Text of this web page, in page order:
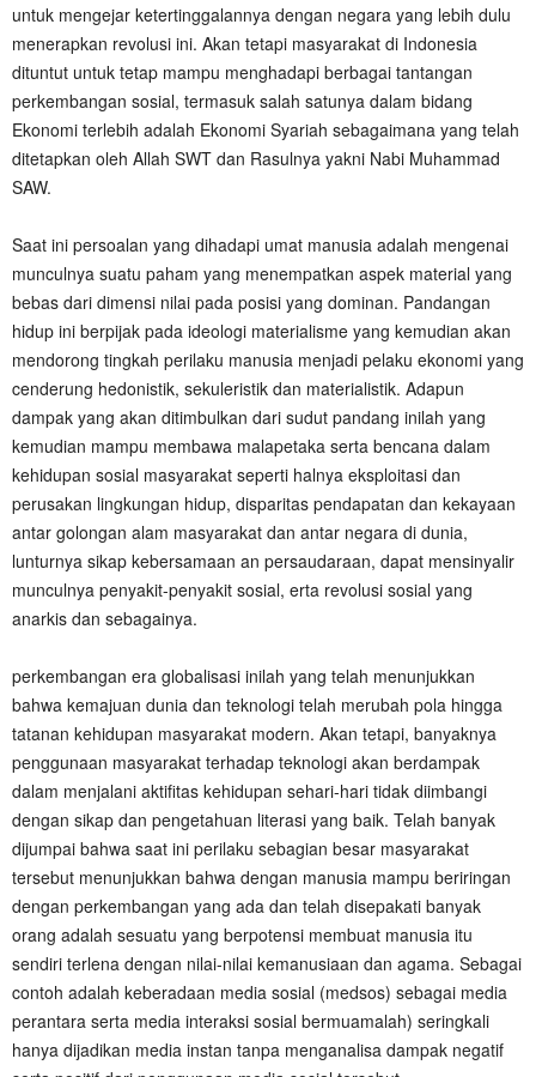
untuk mengejar ketertinggalannya dengan negara yang lebih dulu
menerapkan revolusi ini. Akan tetapi masyarakat di Indonesia
dituntut untuk tetap mampu menghadapi berbagai tantangan
perkembangan sosial, termasuk salah satunya dalam bidang
Ekonomi terlebih adalah Ekonomi Syariah sebagaimana yang telah
ditetapkan oleh Allah SWT dan Rasulnya yakni Nabi Muhammad
SAW.
‎Saat ini persoalan yang dihadapi umat manusia adalah mengenai
munculnya suatu paham yang menempatkan aspek material yang
bebas dari dimensi nilai pada posisi yang dominan. Pandangan
hidup ini berpijak pada ideologi materialisme yang kemudian akan
mendorong tingkah perilaku manusia menjadi pelaku ekonomi yang
cenderung hedonistik, sekuleristik dan materialistik. Adapun
dampak yang akan ditimbulkan dari sudut pandang inilah yang
kemudian mampu membawa malapetaka serta bencana dalam
kehidupan sosial masyarakat seperti halnya eksploitasi dan
perusakan lingkungan hidup, disparitas pendapatan dan kekayaan
antar golongan alam masyarakat dan antar negara di dunia,
lunturnya sikap kebersamaan an persaudaraan, dapat mensinyalir
munculnya penyakit-penyakit sosial, erta revolusi sosial yang
anarkis dan sebagainya.
‎perkembangan era globalisasi inilah yang telah menunjukkan
bahwa kemajuan dunia dan teknologi telah merubah pola hingga
tatanan kehidupan masyarakat modern. Akan tetapi, banyaknya
penggunaan masyarakat terhadap teknologi akan berdampak
dalam menjalani aktifitas kehidupan sehari-hari tidak diimbangi
dengan sikap dan pengetahuan literasi yang baik. Telah banyak
dijumpai bahwa saat ini perilaku sebagian besar masyarakat
tersebut menunjukkan bahwa dengan manusia mampu beriringan
dengan perkembangan yang ada dan telah disepakati banyak
orang adalah sesuatu yang berpotensi membuat manusia itu
sendiri terlena dengan nilai-nilai kemanusiaan dan agama. Sebagai
contoh adalah keberadaan media sosial (medsos) sebagai media
perantara serta media interaksi sosial bermuamalah) seringkali
hanya dijadikan media instan tanpa menganalisa dampak negatif